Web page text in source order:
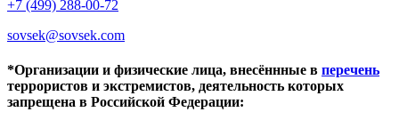
+7 (499) 288-00-72
sovsek@sovsek.com
*Организации и физические лица, внесённные в перечень
террористов и экстремистов, деятельность которых
запрещена в Российской Федерации: